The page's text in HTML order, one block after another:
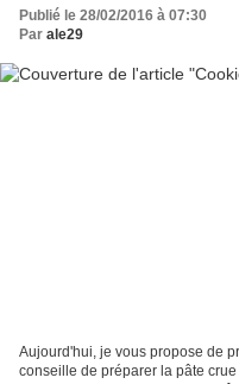
Publié le 28/02/2016 à 07:30
Par ale29
Aujourd'hui, je vous propose de
conseille de préparer la pâte